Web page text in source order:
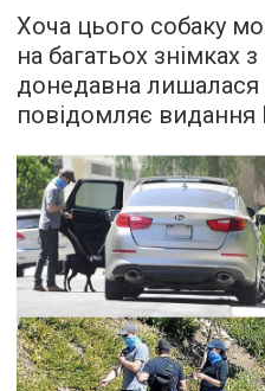
Хоча цього собаку
на багатьох знімках
донедавна
повідомляє видання